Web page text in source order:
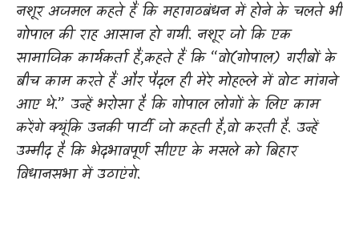
नशूर अजमल कहते हैं कि महागठबंधन में होने के चलते भी
गोपाल की राह आसान हो गयी. नशूर जो कि एक
सामाजिक कार्यकर्ता हैं,कहते हैं कि “वो(गोपाल) गरीबों के
बीच काम करते हैं और पैदल ही मेरे मोहल्ले में वोट मांगने
आए थे.” उन्हें भरोसा है कि गोपाल लोगों के लिए काम
करेंगे क्यूंकि उनकी पार्टी जो कहती है,वो करती है. उन्हें
उम्मीद है कि भेदभावपूर्ण सीएए के मसले को बिहार
विधानसभा में उठाएंगे.